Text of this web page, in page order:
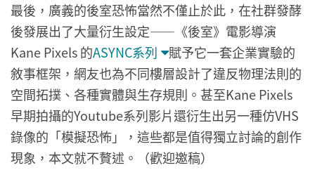
最後，廣義的後室恐怖當然不僅止於此，在社群發酵
後發展出了大量衍生設定——《後室》電影導演
Kane Pixels 的ASYNC系列
賦予它一套企業實驗的
敘事框架，網友也為不同樓層設計了違反物理法則的
空間拓撲、各種實體與生存規則。甚至Kane Pixels
早期拍攝的Youtube系列影片還衍生出另一種仿VHS
錄像的「模擬恐怖」，這些都是值得獨立討論的創作
現象，本文就不贅述。（歡迎邀稿）